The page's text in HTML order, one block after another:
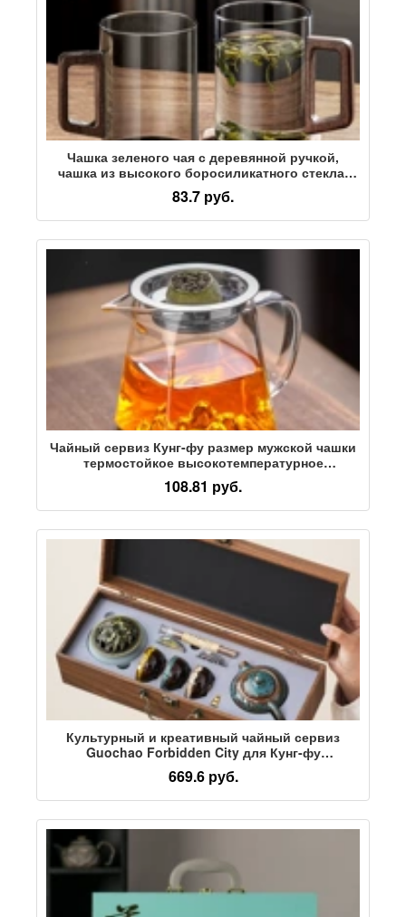
Чашка зеленого чая с деревянной ручкой,
чашка из высокого боросиликатного стекла,
мужская офисная чайная церемония, чашка чая
с ручкой из орехового стекла
83.7 руб.
Чайный сервиз Кунг-фу размер мужской чашки
термостойкое высокотемпературное
боросиликатное стекло утолщенная прозрачная
чашка для чая сливной фильтр диспенсер для
чая
108.81 руб.
Культурный и креативный чайный сервиз
Guochao Forbidden City для Кунг-фу
Подарочная коробка Сувениры для
иностранцев, клиентов и сотрудников
Практические сувениры
669.6 руб.